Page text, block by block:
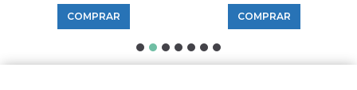
COMPRAR COMPRAR